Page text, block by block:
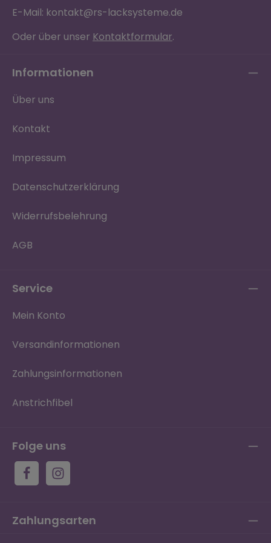
E-Mail: kontakt@rs-lacksysteme.de
Oder über unser Kontaktformular.
Informationen
Über uns
Kontakt
Impressum
Datenschutzerklärung
Widerrufsbelehrung
AGB
Service
Mein Konto
Versandinformationen
Zahlungsinformationen
Anstrichfibel
Folge uns
Zahlungsarten